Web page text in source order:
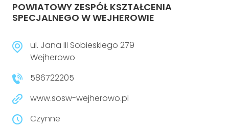
POWIATOWY ZESPÓŁ KSZTAŁCENIA
SPECJALNEGO W WEJHEROWIE
ul. Jana III Sobieskiego 279
Wejherowo
586722205
www.sosw-wejherowo.pl
Czynne